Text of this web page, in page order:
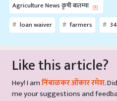
Agriculture News कृषी बातम्या
loan waiver
farmers 34
Like this article?
Hey! I amनिंबाळकर ओंकार रमेश.
me your suggestions and